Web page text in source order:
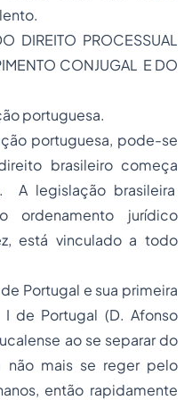
DIREITO PROCESSUAL
CONJUGAL E DO
portuguesa.
pode-se
brasileirocomeça
A legislação brasileira
ordenamento jurídico
está vinculado a todo
Portugal e sua primeira
de Portugal (D. Afonso
ao se separar do
não mais se reger pelo
então rapidamente